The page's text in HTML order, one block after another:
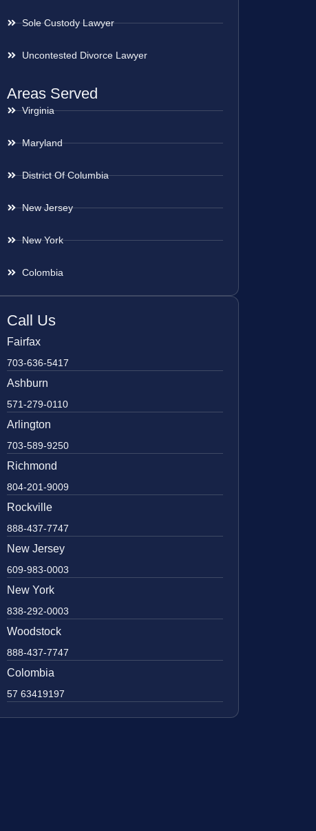
Sole Custody Lawyer
Uncontested Divorce Lawyer
Areas Served
Virginia
Maryland
District Of Columbia
New Jersey
New York
Colombia
Call Us
Fairfax
703-636-5417
Ashburn
571-279-0110
Arlington
703-589-9250
Richmond
804-201-9009
Rockville
888-437-7747
New Jersey
609-983-0003
New York
838-292-0003
Woodstock
888-437-7747
Colombia
57 63419197